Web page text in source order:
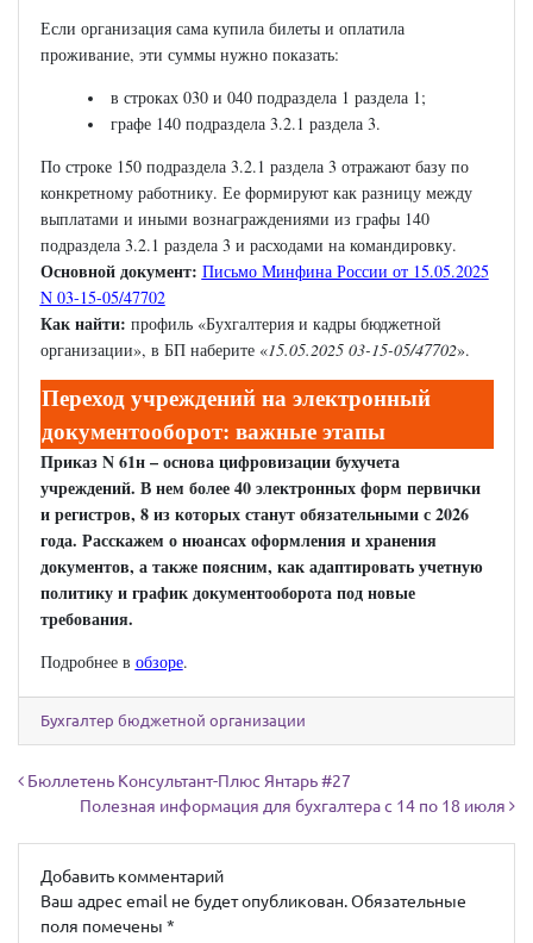
Если организация сама купила билеты и оплатила
проживание, эти суммы нужно показать:
в строках 030 и 040 подраздела 1 раздела 1;
графе 140 подраздела 3.2.1 раздела 3.
По строке 150 подраздела 3.2.1 раздела 3 отражают базу по
конкретному работнику. Ее формируют как разницу между
выплатами и иными вознаграждениями из графы 140
подраздела 3.2.1 раздела 3 и расходами на командировку.
Основной документ: Письмо Минфина России от 15.05.2025
N 03-15-05/47702
Как найти: профиль «Бухгалтерия и кадры бюджетной
организации», в БП наберите «15.05.2025 03-15-05/47702».
Переход учреждений на электронный
документооборот: важные этапы
Приказ N 61н – основа цифровизации бухучета
учреждений. В нем более 40 электронных форм первички
и регистров, 8 из которых станут обязательными с 2026
года. Расскажем о нюансах оформления и хранения
документов, а также поясним, как адаптировать учетную
политику и график документооборота под новые
требования.
Подробнее в обзоре.
Бухгалтер бюджетной организации
Навигация по записям
Бюллетень Консультант-Плюс Янтарь #27
Полезная информация для бухгалтера с 14 по 18 июля
Добавить комментарий
Ваш адрес email не будет опубликован. Обязательные
поля помечены *